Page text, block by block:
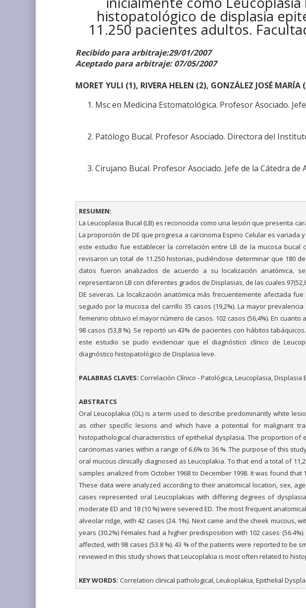
histopatológico de displasia
11.250 pacientes adultos.
Recibido para arbitraje:29/01/2007
Aceptado para arbitraje: 07/05/2007
MORET YULI (1), RIVERA HELEN (2), GONZÁLEZ JOSÉ MARÍA
Msc en Medicina Estomatológica. Profesor Asociado.
Patólogo Bucal. Profesor Asociado. Directora del
Cirujano Bucal. Profesor Asociado. Jefe de la Cátedra de
RESUMEN:
La Leucoplasia Bucal (LB) es reconocida como una lesión que presenta
La proporción de DE que progresa a carcinoma Espino Celular es variada
este estudio fue establecer la correlación entre LB de la mucosa bucal
revisaron un total de 11.250 historias, pudiéndose determinar que 180
datos fueron analizados de acuerdo a su localización anatómica,
representaron LB con diferentes grados de Displasias, de las cuales
DE severas. La localización anatómica más frecuentemente afectada
seguido por la mucosa del carrillo 35 casos (19,2%). La mayor
femenino obtuvo el mayor número de casos. 102 casos (56,4%). En
98 casos (53,8 %). Se reportó un 43% de pacientes con hábitos
este estudio se pudo evidenciar que el diagnóstico clínico de
diagnóstico histopatológico de Displasia leve.
PALABRAS CLAVES: Correlación Clínico - Patológica, Leucoplasia, Displasia
ABSTRATCS
Oral Leucoplakia (OL) is a term used to describe predominantly white
as other specific lesions and which have a potential for malignant
histopathological characteristics of epithelial dysplasia. The proportion of
carcinomas varies within a range of 6.6% to 36 %. The purpose of this
oral mucous clinically diagnosed as Leucoplakia. To that end a total of
samples analized from October 1968 to December 1998. It was found
These data were analyzed according to their anatomical location, sex,
cases represented oral Leucoplakias with differing degrees of
moderate ED and 18 (10 %) were severed ED. The most frequent
alveolar ridge, with 42 cases (24. 1%). Next came and the cheek mucous,
years (30.2%) Females had a higher predisposition with 102 cases
affected, with 98 cases (53.8 %). 43 % of the patients were reported to be
reviewed in this study shows that Leucoplakia is most often related to
KEY WORDS: Correlation clinical pathological, Leukoplakia, Epithelial